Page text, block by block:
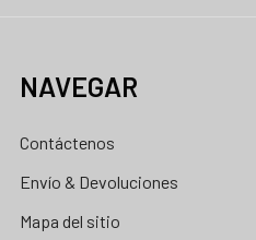
NAVEGAR
Contáctenos
Envío & Devoluciones
Mapa del sitio